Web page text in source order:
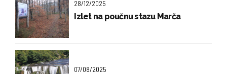
28/12/2025
Izlet na poučnu stazu Marča
07/08/2025